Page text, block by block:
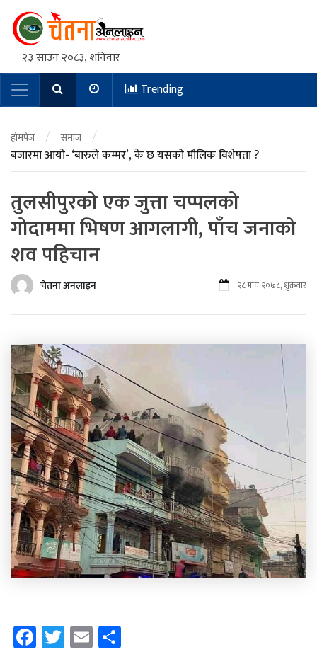
२३ साउन २०८३, शनिवार
Main NavigationTrending
होमपेज / समाज /
बजारमा आयो- ‘बारुले कम्मर’, के छ यसको मौलिक विशेषता ?
तुलसीपुरको एक जुत्ता चप्पलको
गोदाममा भिषण आगलागी, पाँच जनाको
शव पहिचान
चेतना अनलाइन २८ माघ २०७८, शुक्रवार
Facebook
Twitter
Email